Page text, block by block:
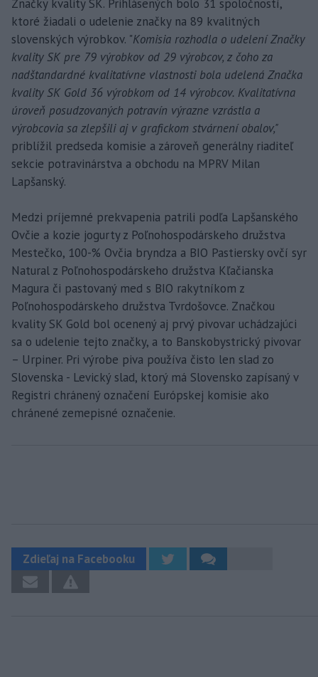
Značky kvality SK. Prihlásených bolo 31 spoločností,
ktoré žiadali o udelenie značky na 89 kvalitných
slovenských výrobkov. "Komisia rozhodla o udelení Značky
kvality SK pre 79 výrobkov od 29 výrobcov, z čoho za
nadštandardné kvalitatívne vlastnosti bola udelená Značka
kvality SK Gold 36 výrobkom od 14 výrobcov. Kvalitatívna
úroveň posudzovaných potravín výrazne vzrástla a
výrobcovia sa zlepšili aj v grafickom stvárnení obalov,"
priblížil predseda komisie a zároveň generálny riaditeľ
sekcie potravinárstva a obchodu na MPRV Milan
Lapšanský.
Medzi príjemné prekvapenia patrili podľa Lapšanského
Ovčie a kozie jogurty z Poľnohospodárskeho družstva
Mestečko, 100-% Ovčia bryndza a BIO Pastiersky ovčí syr
Natural z Poľnohospodárskeho družstva Kľačianska
Magura či pastovaný med s BIO rakytníkom z
Poľnohospodárskeho družstva Tvrdošovce. Značkou
kvality SK Gold bol ocenený aj prvý pivovar uchádzajúci
sa o udelenie tejto značky, a to Banskobystrický pivovar
– Urpiner. Pri výrobe piva používa čisto len slad zo
Slovenska - Levický slad, ktorý má Slovensko zapísaný v
Registri chránený označení Európskej komisie ako
chránené zemepisné označenie.
Zdieľaj na Facebooku